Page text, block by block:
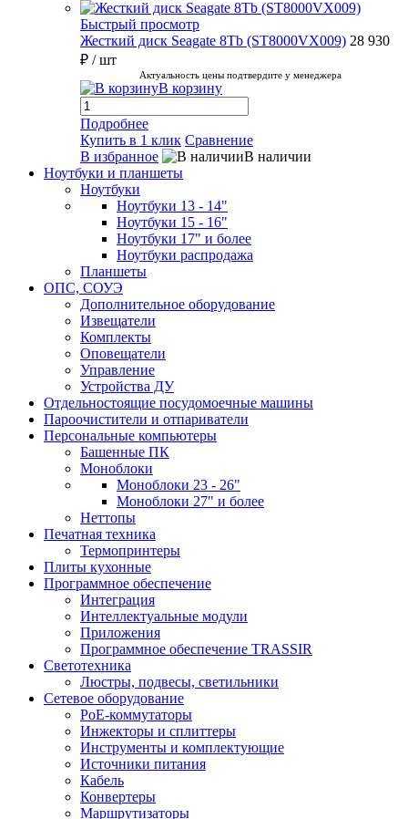
Быстрый просмотр
Жесткий диск Seagate 8Tb (ST8000VX009) 28 930
₽ / шт
Актуальность цены подтвердите у менеджера
В корзину
Подробнее
Купить в 1 клик Сравнение
В избранное
В наличии
Ноутбуки и планшеты
Ноутбуки
Ноутбуки 13 - 14"
Ноутбуки 15 - 16"
Ноутбуки 17" и более
Ноутбуки распродажа
Планшеты
ОПС, СОУЭ
Дополнительное оборудование
Извещатели
Комплекты
Оповещатели
Управление
Устройства ДУ
Отдельностоящие посудомоечные машины
Пароочистители и отпариватели
Персональные компьютеры
Башенные ПК
Моноблоки
Моноблоки 23 - 26"
Моноблоки 27" и более
Неттопы
Печатная техника
Термопринтеры
Плиты кухонные
Программное обеспечение
Интеграция
Интеллектуальные модули
Приложения
Программное обеспечение TRASSIR
Светотехника
Люстры, подвесы, светильники
Сетевое оборудование
PoE-коммутаторы
Инжекторы и сплиттеры
Инструменты и комплектующие
Источники питания
Кабель
Конвертеры
Маршрутизаторы